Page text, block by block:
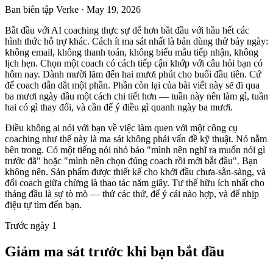
Ban biên tập Verke · May 19, 2026
Bắt đầu với AI coaching thực sự dễ hơn bắt đầu với hầu hết các
hình thức hỗ trợ khác. Cách ít ma sát nhất là bản dùng thử bảy ngày:
không email, không thanh toán, không biểu mẫu tiếp nhận, không
lịch hẹn. Chọn một coach có cách tiếp cận khớp với câu hỏi bạn có
hôm nay. Dành mười lăm đến hai mươi phút cho buổi đầu tiên. Cứ
để coach dẫn dắt một phần. Phần còn lại của bài viết này sẽ đi qua
ba mươi ngày đầu một cách chi tiết hơn — tuần này nên làm gì, tuần
hai có gì thay đổi, và cần để ý điều gì quanh ngày ba mươi.
Điều không ai nói với bạn về việc làm quen với một công cụ
coaching như thế này là ma sát không phải vấn đề kỹ thuật. Nó nằm
bên trong. Có một tiếng nói nhỏ bảo "mình nên nghĩ ra muốn nói gì
trước đã" hoặc "mình nên chọn đúng coach rồi mới bắt đầu". Bạn
không nên. Sản phẩm được thiết kế cho khởi đầu chưa-sẵn-sàng, và
đổi coach giữa chừng là thao tác năm giây. Tư thế hữu ích nhất cho
tháng đầu là sự tò mò — thử các thứ, để ý cái nào hợp, và để nhịp
điệu tự tìm đến bạn.
Trước ngày 1
Giảm ma sát trước khi bạn bắt đầu